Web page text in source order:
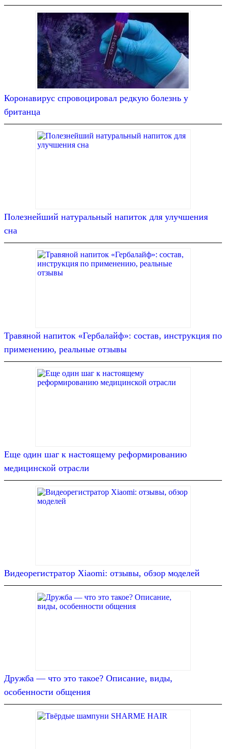
Коронавирус спровоцировал редкую болезнь у
британца
Полезнейший натуральный напиток для улучшения
сна
Травяной напиток «Гербалайф»: состав, инструкция по
применению, реальные отзывы
Еще один шаг к настоящему реформированию
медицинской отрасли
Видеорегистратор Xiaomi: отзывы, обзор моделей
Дружба — что это такое? Описание, виды,
особенности общения